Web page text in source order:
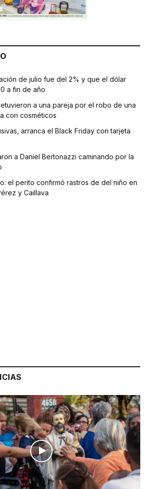
de julio fue del 2% y que el dólar
a fin de año
a una pareja por el robo de una
con cosméticos
arranca el Black Friday con tarjeta
a Daniel Bertonazzi caminando por la
el perito confirmó rastros de del niño en
y Caillava